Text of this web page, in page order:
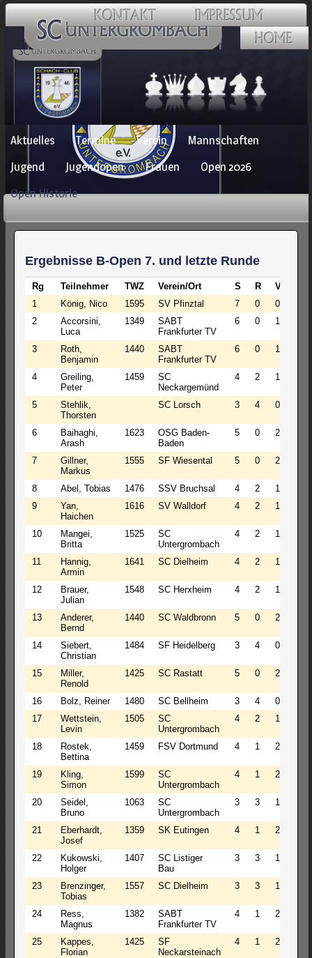
Navigation
überspringen
Aktuelles Termine Verein
Mannschaften
Jugend
Jugendopen Frauen
Open 2026
Open Historie
Ergebnisse B-Open 7. und letzte Runde
Rg Teilnehmer TWZ Verein/Ort S R V
1
König, Nico 1595 SV Pfinztal 7 0 0
2
Accorsini,
Luca
1349
SABT
Frankfurter TV
6 0 1
3
Roth,
Benjamin
1440
SABT
Frankfurter TV
6 0 1
4
Greiling,
Peter
1459
SC
Neckargemünd
4 2 1
5
Stehlik,
Thorsten
SC Lorsch 3 4 0
6
Baihaghi,
Arash
1623
OSG Baden-
Baden
5 0 2
7
Gillner,
Markus
1555 SF Wiesental 5 0 2
8 Abel, Tobias 1476 SSV Bruchsal 4 2 1
9
Yan,
Haichen
1616 SV Walldorf 4 2 1
10
Mangei,
Britta
1525
SC
Untergrombach
4 2 1
11
Hannig,
Armin
1641 SC Dielheim 4 2 1
12
Brauer,
Julian
1548 SC Herxheim 4 2 1
13
Anderer,
Bernd
1440 SC Waldbronn 5 0 2
14
Siebert,
Christian
1484 SF Heidelberg 3 4 0
15
Miller,
Renold
1425 SC Rastatt 5 0 2
16 Bolz, Reiner 1480 SC Bellheim 3 4 0
17
Wettstein,
Levin
1505
SC
Untergrombach
4 2 1
18
Rostek,
Bettina
1459 FSV Dortmund 4 1 2
19
Kling,
Simon
1599
SC
Untergrombach
4 1 2
20
Seidel,
Bruno
1063
SC
Untergrombach
3 3 1
21
Eberhardt,
Josef
1359 SK Eutingen 4 1 2
22
Kukowski,
Holger
1407
SC Listiger
Bau
3 3 1
23
Brenzinger,
Tobias
1557 SC Dielheim 3 3 1
24
Ress,
Magnus
1382
SABT
Frankfurter TV
4 1 2
25
Kappes,
Florian
1425
SF
Neckarsteinach
4 1 2